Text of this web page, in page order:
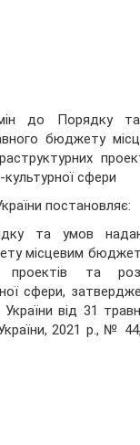
до Порядку
бюджету
культурної сфери
постановляє:
та умов
місцевим
проектів та
сфери,
України від 31
2021 р., №